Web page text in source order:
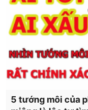
5 tướng môi của